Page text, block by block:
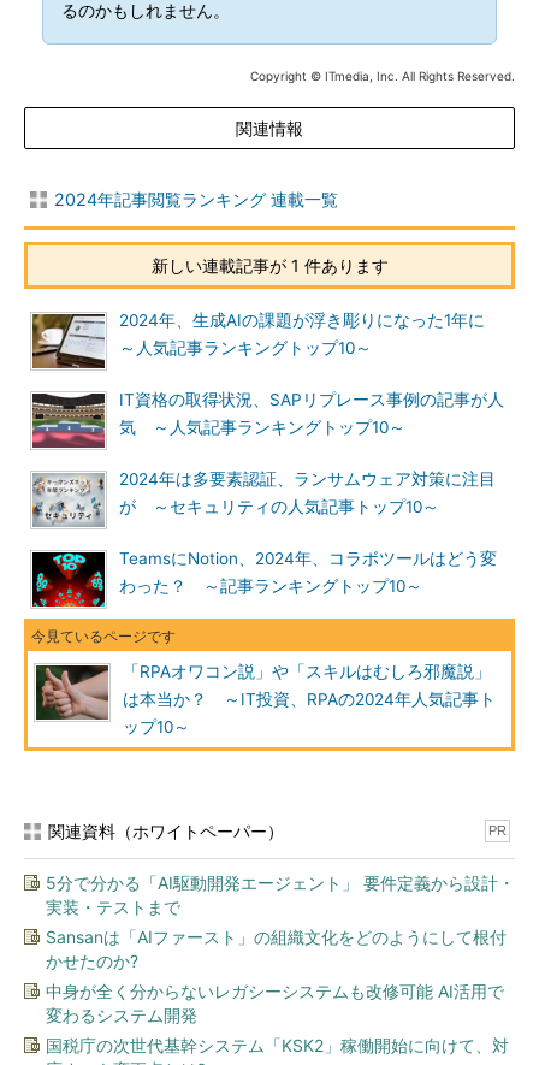
るのかもしれません。
Copyright © ITmedia, Inc. All Rights Reserved.
関連情報
2024年記事閲覧ランキング 連載一覧
新しい連載記事が 1 件あります
2024年、生成AIの課題が浮き彫りになった1年に
～人気記事ランキングトップ10～
IT資格の取得状況、SAPリプレース事例の記事が人
気 ～人気記事ランキングトップ10～
2024年は多要素認証、ランサムウェア対策に注目
が ～セキュリティの人気記事トップ10～
TeamsにNotion、2024年、コラボツールはどう変
わった？ ～記事ランキングトップ10～
「RPAオワコン説」や「スキルはむしろ邪魔説」
は本当か？ ～IT投資、RPAの2024年人気記事ト
ップ10～
関連資料（ホワイトペーパー） PR
5分で分かる「AI駆動開発エージェント」 要件定義から設計・
実装・テストまで
Sansanは「AIファースト」の組織文化をどのようにして根付
かせたのか?
中身が全く分からないレガシーシステムも改修可能 AI活用で
変わるシステム開発
国税庁の次世代基幹システム「KSK2」稼働開始に向けて、対